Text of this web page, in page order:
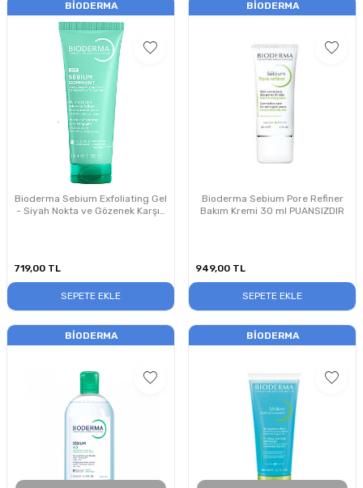
BIODERMA
Bioderma Sebium Exfoliating Gel
- Siyah Nokta ve Gözenek Karşıtı
719,00 TL
SEPETE EKLE
BIODERMA
Bioderma Sebium Pore Refiner
Bakım Kremi 30 ml PUANSIZDIR
949,00 TL
SEPETE EKLE
BIODERMA BIODERMA